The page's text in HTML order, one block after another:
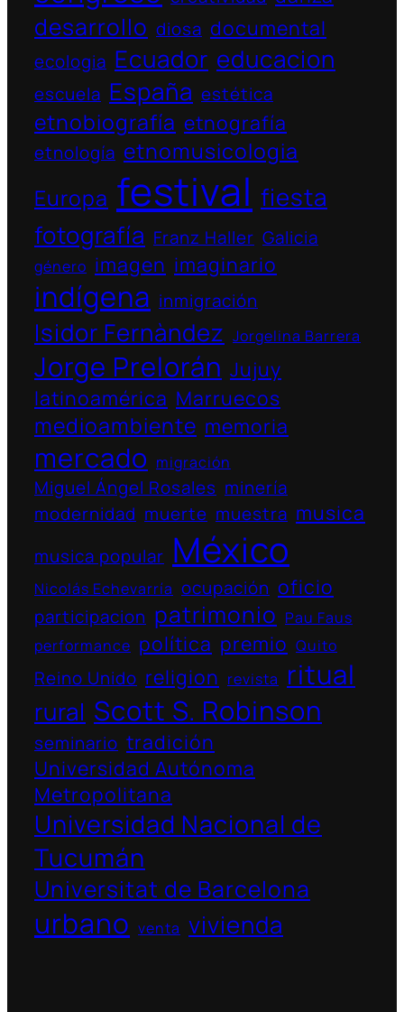
desarrollo diosa documental
ecologia Ecuador educacion
escuela España estética
etnobiografía etnografía
etnología etnomusicologia
Europa festival fiesta
fotografía Franz Haller Galicia
género imagen imaginario
indígena inmigración
Isidor Fernàndez Jorgelina Barrera
Jorge Prelorán Jujuy
latinoamérica Marruecos
medioambiente memoria
mercado migración
Miguel Ángel Rosales minería
modernidad muerte muestra musica
musica popular México
Nicolás Echevarría ocupación oficio
participacion patrimonio Pau Faus
performance política premio Quito
Reino Unido religion revista ritual
rural Scott S. Robinson
seminario tradición
Universidad Autónoma
Metropolitana
Universidad Nacional de
Tucumán
Universitat de Barcelona
urbano venta vivienda